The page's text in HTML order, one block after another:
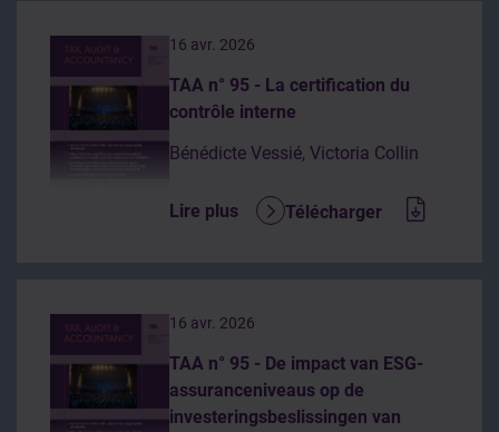
16 avr. 2026
TAA n° 95 - La certification du
contrôle interne
Bénédicte Vessié, Victoria Collin
Lire plus Télécharger
16 avr. 2026
TAA n° 95 - De impact van ESG-
assuranceniveaus op de
investeringsbeslissingen van